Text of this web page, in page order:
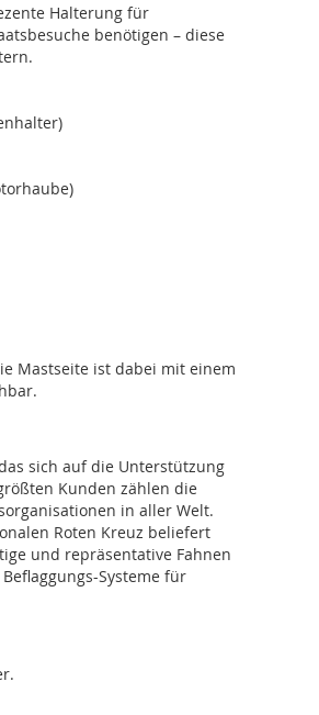
Halterung für
benötigen – diese
Mastseite ist dabei mit einem
sich auf die Unterstützung
Kunden zählen die
in aller Welt.
Roten Kreuz beliefert
und repräsentative Fahnen
Systeme für